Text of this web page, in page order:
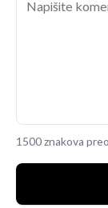
1500 znakova